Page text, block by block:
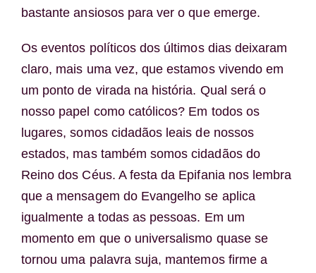
bastante ansiosos para ver o que emerge.
Os eventos políticos dos últimos dias deixaram
claro, mais uma vez, que estamos vivendo em
um ponto de virada na história. Qual será o
nosso papel como católicos? Em todos os
lugares, somos cidadãos leais de nossos
estados, mas também somos cidadãos do
Reino dos Céus. A festa da Epifania nos lembra
que a mensagem do Evangelho se aplica
igualmente a todas as pessoas. Em um
momento em que o universalismo quase se
tornou uma palavra suja, mantemos firme a